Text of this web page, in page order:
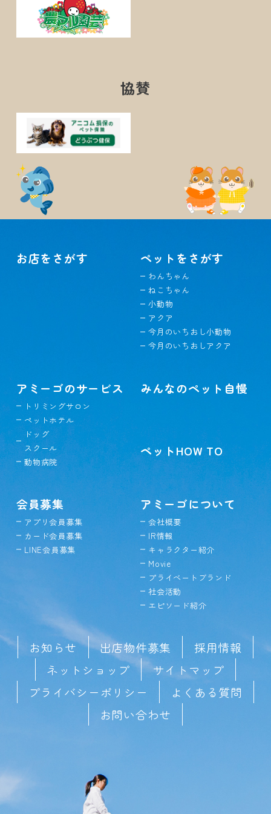
協賛
お店をさがす ペットをさがす
わんちゃん
ねこちゃん
小動物
アクア
今月のいちおし小動物
今月のいちおしアクア
アミーゴのサービス
トリミングサロン
ペットホテル
ドッグ
スクール
動物病院
みんなのペット自慢
ペットHOW TO
会員募集
アプリ会員募集
カード会員募集
LINE会員募集
アミーゴについて
会社概要
IR情報
キャラクター紹介
Movie
プライベートブランド
社会活動
エピソード紹介
お知らせ 出店物件募集
採用情報
ネットショップ
サイトマップ
プライバシーポリシー
よくある質問
お問い合わせ